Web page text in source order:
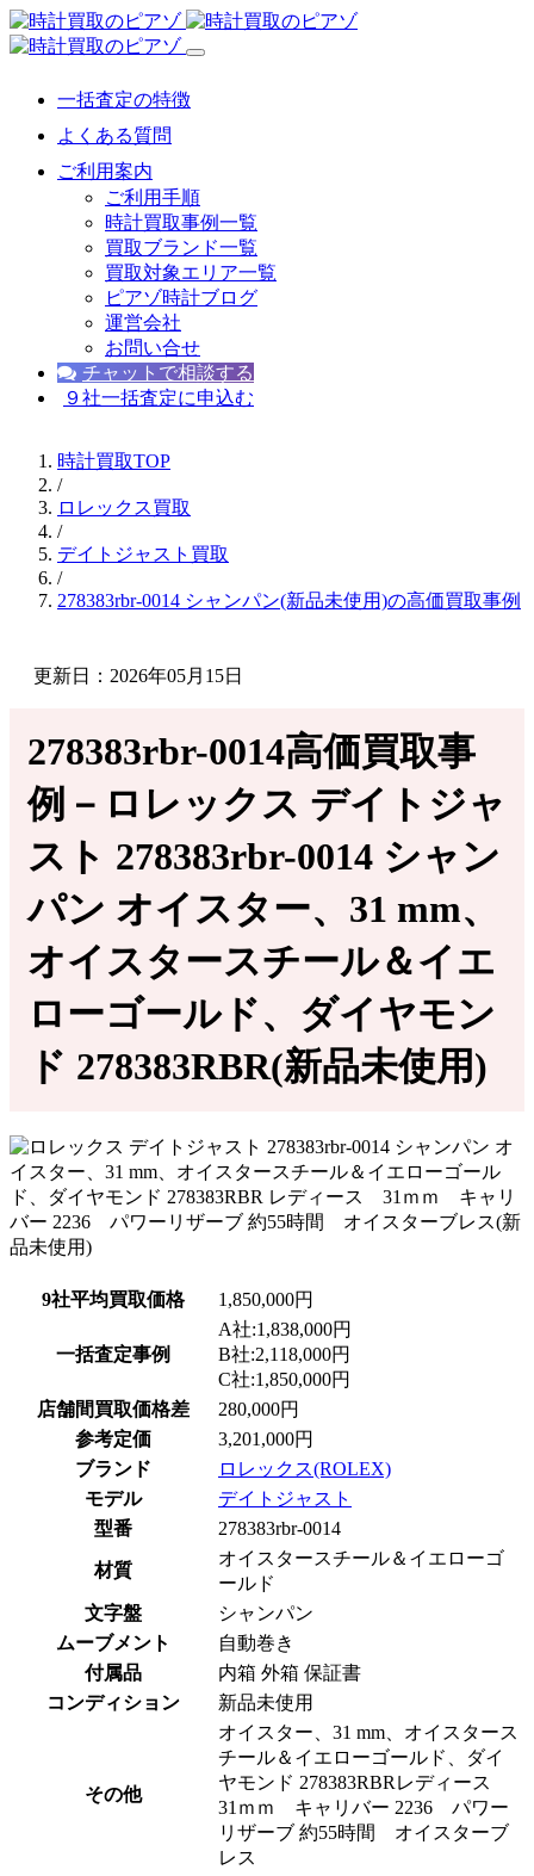
一括査定の特徴
よくある質問
ご利用案内
ご利用手順
時計買取事例一覧
買取ブランド一覧
買取対象エリア一覧
ピアゾ時計ブログ
運営会社
お問い合せ
チャットで相談する
９社一括査定に申込む
時計買取TOP
/
ロレックス買取
/
デイトジャスト買取
/
278383rbr-0014 シャンパン(新品未使用)の高価買取事例
更新日：2026年05月15日
278383rbr-0014高価買取事
例－ロレックス デイトジャ
スト 278383rbr-0014 シャン
パン オイスター、31 mm、
オイスタースチール＆イエ
ローゴールド、ダイヤモン
ド 278383RBR(新品未使用)
9社平均買取価格 1,850,000円
一括査定事例
A社:1,838,000円
B社:2,118,000円
C社:1,850,000円
店舗間買取価格差
280,000円
参考定価
3,201,000円
ブランド
ロレックス(ROLEX)
モデル
デイトジャスト
型番
278383rbr-0014
材質
オイスタースチール＆イエローゴ
ールド
文字盤
シャンパン
ムーブメント
自動巻き
付属品
内箱 外箱 保証書
コンディション
新品未使用
その他
オイスター、31 mm、オイスタース
チール＆イエローゴールド、ダイ
ヤモンド 278383RBRレディース
31ｍｍ キャリバー 2236 パワー
リザーブ 約55時間 オイスターブ
レス